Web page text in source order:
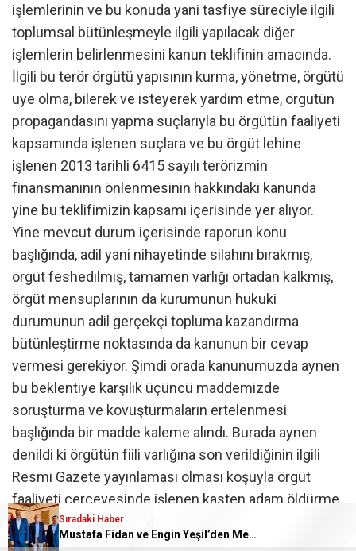
işlemlerinin ve bu konuda yani tasfiye süreciyle ilgili
toplumsal bütünleşmeyle ilgili yapılacak diğer
işlemlerin belirlenmesini kanun teklifinin amacında.
İlgili bu terör örgütü yapısının kurma, yönetme, örgütü
üye olma, bilerek ve isteyerek yardım etme, örgütün
propagandasını yapma suçlarıyla bu örgütün faaliyeti
kapsamında işlenen suçlara ve bu örgüt lehine
işlenen 2013 tarihli 6415 sayılı terörizmin
finansmanının önlenmesinin hakkındaki kanunda
yine bu teklifimizin kapsamı içerisinde yer alıyor.
Yine mevcut durum içerisinde raporun konu
başlığında, adil yani nihayetinde silahını bırakmış,
örgüt feshedilmiş, tamamen varlığı ortadan kalkmış,
örgüt mensuplarının da kurumunun hukuki
durumunun adil gerçekçi topluma kazandırma
bütünleştirme noktasında da kanunun bir cevap
vermesi gerekiyor. Şimdi orada kanunumuzda aynen
bu beklentiye karşılık üçüncü maddemizde
soruşturma ve kovuşturmaların ertelenmesi
başlığında bir madde kaleme alındı. Burada aynen
denildi ki örgütün fiili varlığına son verildiğinin ilgili
Resmi Gazete yayınlaması olması koşuyla örgüt
faaliyeti çerçevesinde işlenen kasten adam öldürme
suçu ile 2005 tarihinden önce işlenen müebbet hapis
ve ağırlaştırılmış müebbet hapis cezası gerektiren
Sıradaki Haber
Mustafa Fidan ve Engin Yeşil’den Mehmet Mehdi Eker’e Ziyaret